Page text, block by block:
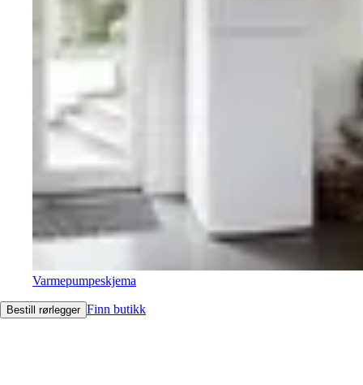
Varmepumpeskjema
Bestill rørlegger Finn butikk